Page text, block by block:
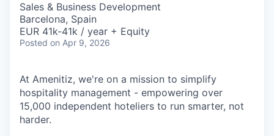
Sales & Business Development
Barcelona, Spain
EUR 41k-41k / year + Equity
Posted on Apr 9, 2026
At Amenitiz, we're on a mission to simplify
hospitality management - empowering over
15,000 independent hoteliers to run smarter, not
harder.